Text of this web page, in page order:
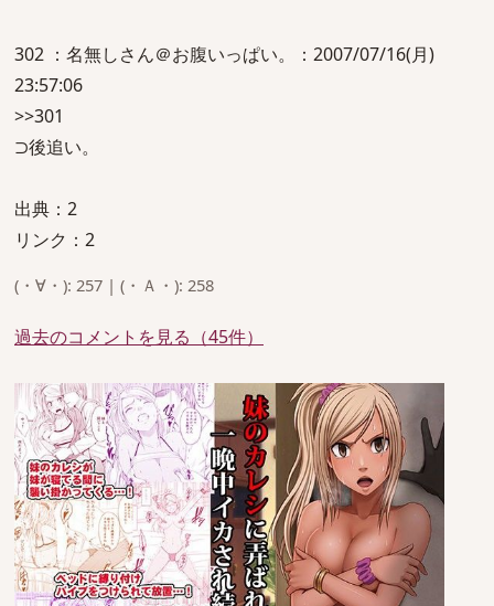
302 ：名無しさん＠お腹いっぱい。：2007/07/16(月)
23:57:06
>>301
⊃後追い。
出典：2
リンク：2
(・∀・): 257 | (・Ａ・): 258
過去のコメントを見る（45件）